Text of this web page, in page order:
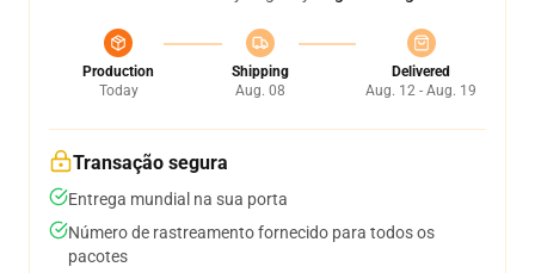
Production
Today
Shipping
Aug. 08
Delivered
Aug. 12 - Aug. 19
Transação segura
Entrega mundial na sua porta
Número de rastreamento fornecido para todos os
pacotes